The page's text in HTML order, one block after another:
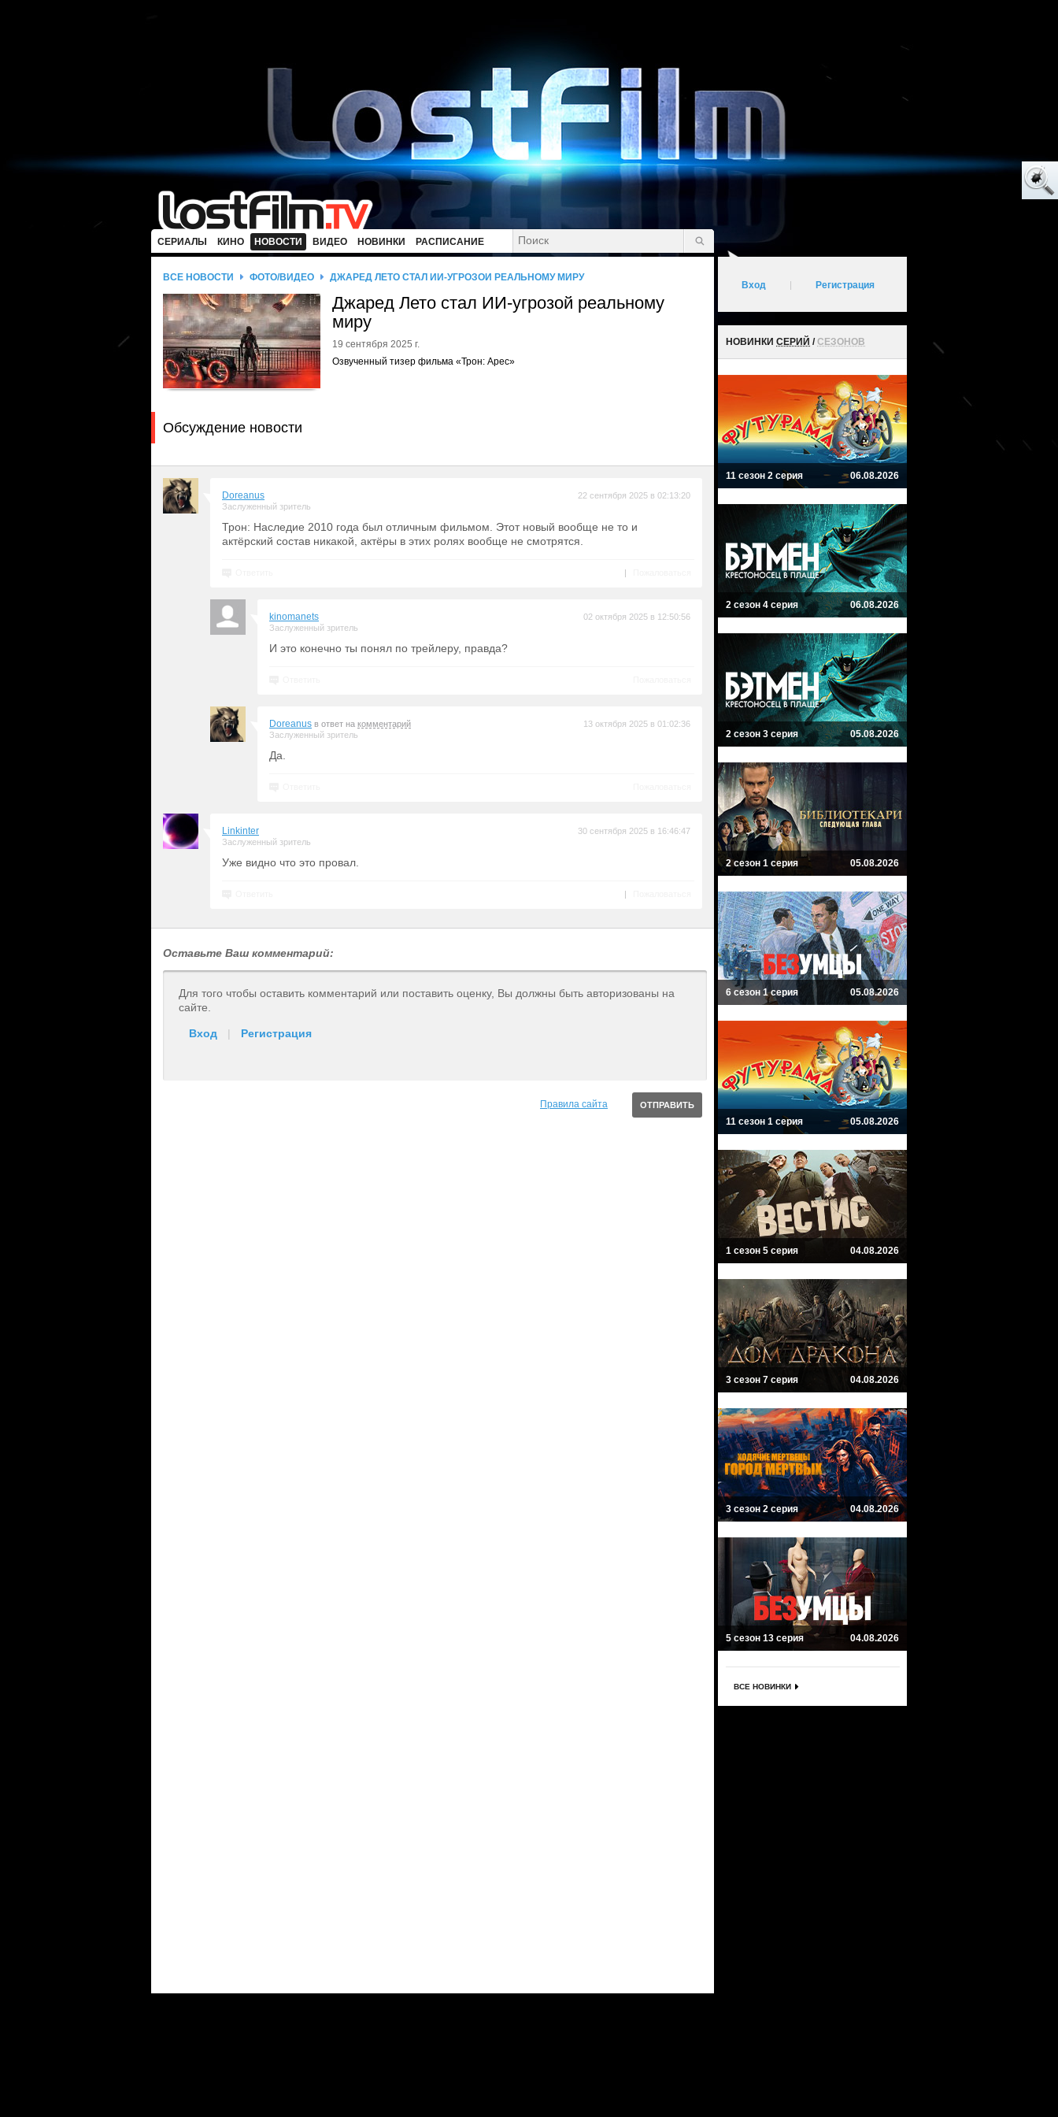
СЕРИАЛЫ КИНО НОВОСТИ ВИДЕО НОВИНКИ РАСПИСАНИЕ
ВСЕ НОВОСТИ ФОТО/ВИДЕО ДЖАРЕД ЛЕТО СТАЛ ИИ-УГРОЗОЙ РЕАЛЬНОМУ МИРУ
Джаред Лето стал ИИ-угрозой реальному
миру
19 сентября 2025 г.
Озвученный тизер фильма «Трон: Арес»
Обсуждение новости
Doreanus
Заслуженный зритель
22 сентября 2025 в 02:13:20
Трон: Наследие 2010 года был отличным фильмом. Этот новый вообще не то и
актёрский состав никакой, актёры в этих ролях вообще не смотрятся.
|
kinomanets
Заслуженный зритель
02 октября 2025 в 12:50:56
И это конечно ты понял по трейлеру, правда?
Doreanus в ответ на комментарий
Заслуженный зритель
13 октября 2025 в 01:02:36
Да.
Linkinter
Заслуженный зритель
30 сентября 2025 в 16:46:47
Уже видно что это провал.
|
Оставьте Ваш комментарий:
Для того чтобы оставить комментарий или поставить оценку, Вы должны быть авторизованы на
сайте.
Вход | Регистрация
Правила сайта
Вход Регистрация
НОВИНКИ СЕРИЙ /СЕЗОНОВ
11 сезон 2 серия 06.08.2026
2 сезон 4 серия 06.08.2026
2 сезон 3 серия 05.08.2026
2 сезон 1 серия 05.08.2026
6 сезон 1 серия 05.08.2026
11 сезон 1 серия 05.08.2026
1 сезон 5 серия 04.08.2026
3 сезон 7 серия 04.08.2026
3 сезон 2 серия 04.08.2026
5 сезон 13 серия 04.08.2026
ВСЕ НОВИНКИ